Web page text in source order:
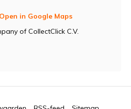
Open in Google Maps
of CollectClick C.V.